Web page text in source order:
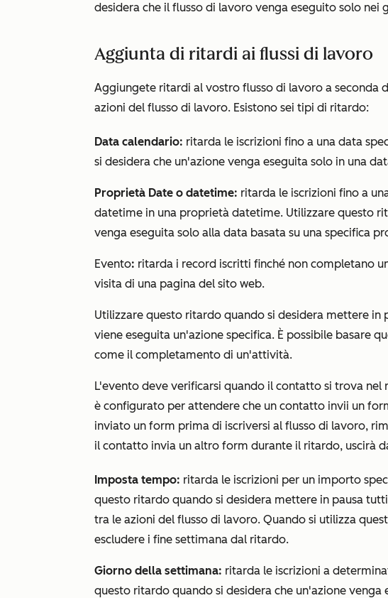
desidera che il flusso di lavoro venga eseguito solo nei
Aggiunta di ritardi ai flussi di lavoro
Aggiungete ritardi al vostro flusso di lavoro a seconda
azioni del flusso di lavoro. Esistono sei tipi di ritardo:
Data calendario: ritarda le iscrizioni fino a una data
si desidera che un'azione venga eseguita solo in una
Proprietà Date o datetime: ritarda le iscrizioni fino a
datetime in una proprietà datetime. Utilizzare questo
venga eseguita solo alla data basata su una specifica
Evento: ritarda i record iscritti finché non completano
visita di una pagina del sito web.
Utilizzare questo ritardo quando si desidera mettere in
viene eseguita un'azione specifica. È possibile basare
come il completamento di un'attività.
L'evento deve verificarsi quando il contatto si trova nel
è configurato per attendere che un contatto invii un
inviato un form prima di iscriversi al flusso di lavoro,
il contatto invia un altro form durante il ritardo, uscirà
Imposta tempo: ritarda le iscrizioni per un importo
questo ritardo quando si desidera mettere in pausa
tra le azioni del flusso di lavoro. Quando si utilizza
escludere i fine settimana dal ritardo.
Giorno della settimana: ritarda le iscrizioni a
questo ritardo quando si desidera che un'azione venga